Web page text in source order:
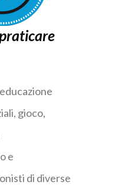
gioco,
e
di diverse